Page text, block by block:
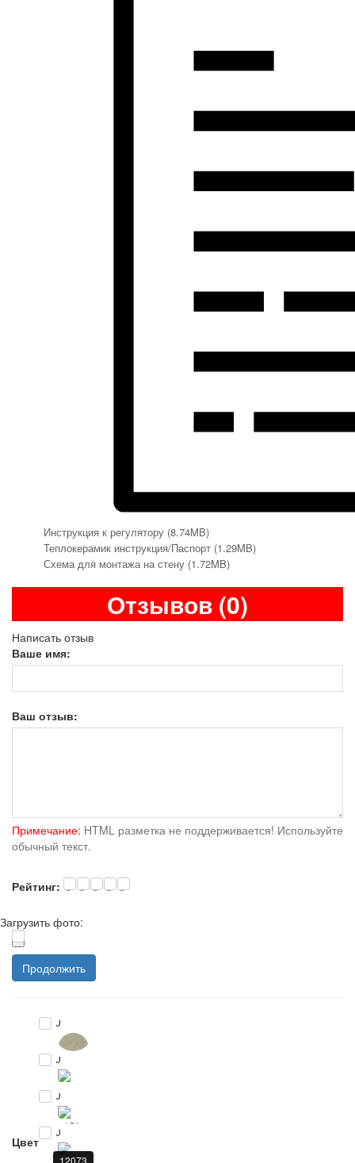
Инструкция к регулятору (8.74MB)
Теплокерамик инструкция/Паспорт (1.29MB)
Схема для монтажа на стену (1.72MB)
Отзывов (0)
Написать отзыв
Ваше имя:
Ваш отзыв:
Примечание: HTML разметка не поддерживается! Используйте
обычный текст.
Рейтинг:
Загрузить фото:
Продолжить
Цвет
0
0
0
0
12073